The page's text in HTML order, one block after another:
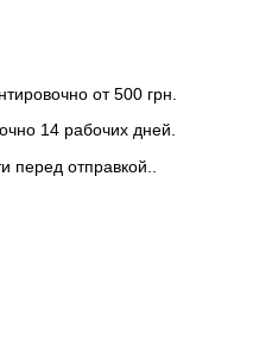
от 500 грн.
14 рабочих дней.
перед отправкой..